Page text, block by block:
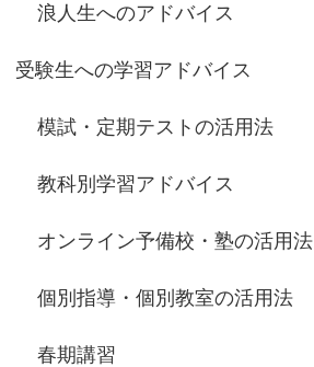
浪人生へのアドバイス
受験生への学習アドバイス
模試・定期テストの活用法
教科別学習アドバイス
オンライン予備校・塾の活用法
個別指導・個別教室の活用法
春期講習